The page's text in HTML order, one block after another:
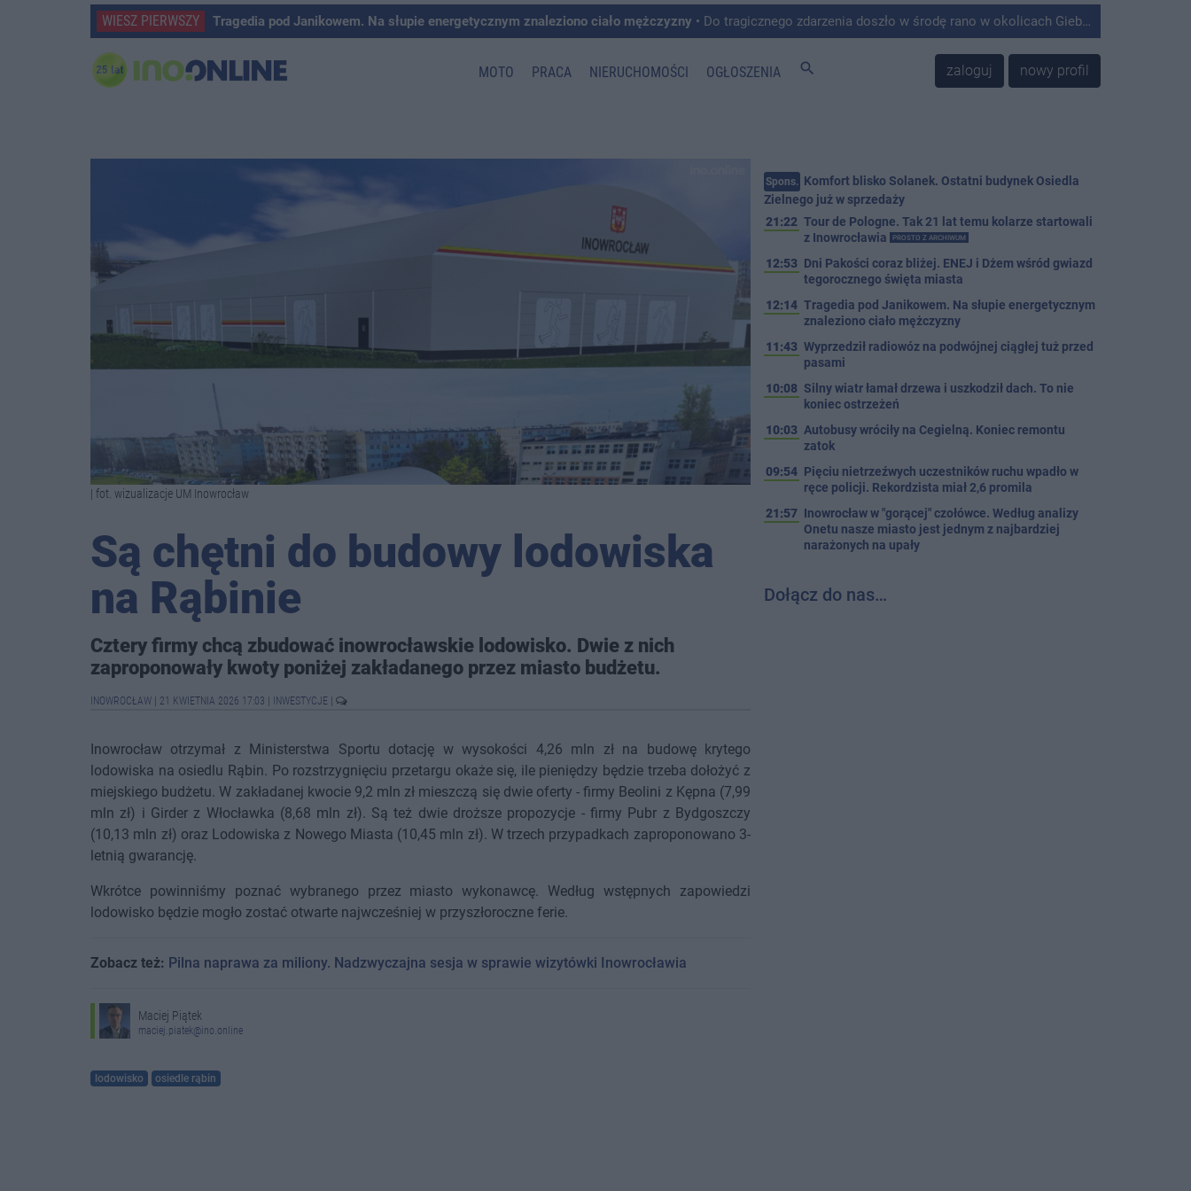
WIESZ PIERWSZY Tragedia pod Janikowem. Na słupie energetycznym znaleziono ciało mężczyzny • Do tragicznego zdarzenia doszło w środę rano w okolicach Giebni koło Janikowa. Wówczas na słupie energetycznym odnaleziono ciało mężczyzny.
MOTO PRACA NIERUCHOMOŚCI OGŁOSZENIA search zaloguj nowy profil
| fot. wizualizacje UM Inowrocław
Są chętni do budowy lodowiska
na Rąbinie
Cztery firmy chcą zbudować inowrocławskie lodowisko. Dwie z nich
zaproponowały kwoty poniżej zakładanego przez miasto budżetu.
INOWROCŁAW 21 KWIETNIA 2026 17:03 INWESTYCJE
Inowrocław otrzymał z Ministerstwa Sportu dotację w wysokości 4,26 mln zł na budowę krytego
lodowiska na osiedlu Rąbin. Po rozstrzygnięciu przetargu okaże się, ile pieniędzy będzie trzeba dołożyć z
miejskiego budżetu. W zakładanej kwocie 9,2 mln zł mieszczą się dwie oferty - firmy Beolini z Kępna (7,99
mln zł) i Girder z Włocławka (8,68 mln zł). Są też dwie droższe propozycje - firmy Pubr z Bydgoszczy
(10,13 mln zł) oraz Lodowiska z Nowego Miasta (10,45 mln zł). W trzech przypadkach zaproponowano 3-
letnią gwarancję.
Wkrótce powinniśmy poznać wybranego przez miasto wykonawcę. Według wstępnych zapowiedzi
lodowisko będzie mogło zostać otwarte najwcześniej w przyszłoroczne ferie.
Zobacz też: Pilna naprawa za miliony. Nadzwyczajna sesja w sprawie wizytówki Inowrocławia
Maciej Piątek
maciej.piatek@ino.online
lodowisko osiedle rąbin
Spons. Komfort blisko Solanek. Ostatni budynek Osiedla
Zielnego już w sprzedaży
21:22 Tour de Pologne. Tak 21 lat temu kolarze startowali
z Inowrocławia
PROSTO Z ARCHIWUM
12:53 Dni Pakości coraz bliżej. ENEJ i Dżem wśród gwiazd
tegorocznego święta miasta
12:14 Tragedia pod Janikowem. Na słupie energetycznym
znaleziono ciało mężczyzny
11:43 Wyprzedził radiowóz na podwójnej ciągłej tuż przed
pasami
10:08 Silny wiatr łamał drzewa i uszkodził dach. To nie
koniec ostrzeżeń
10:03 Autobusy wróciły na Cegielną. Koniec remontu
zatok
09:54 Pięciu nietrzeźwych uczestników ruchu wpadło w
ręce policji. Rekordzista miał 2,6 promila
21:57 Inowrocław w "gorącej" czołówce. Według analizy
Onetu nasze miasto jest jednym z najbardziej
narażonych na upały
Dołącz do nas…